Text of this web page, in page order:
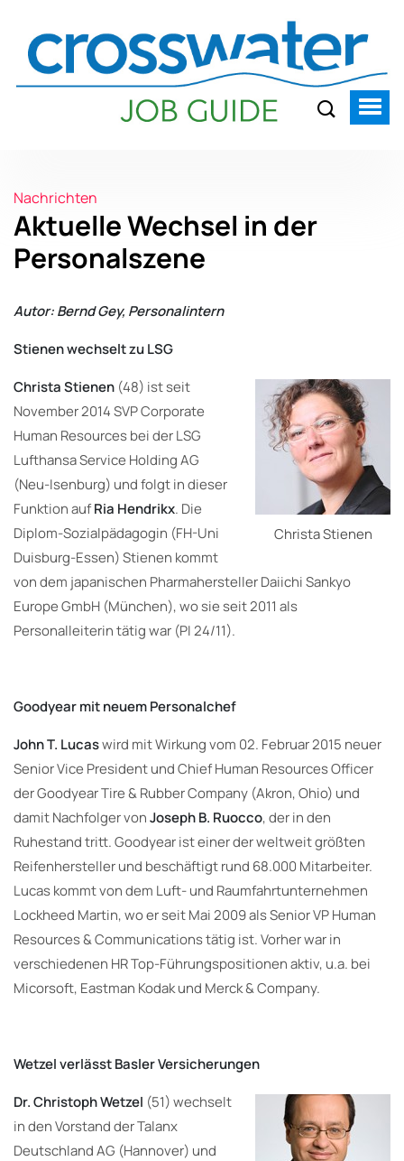
Nachrichten
Aktuelle Wechsel in der
Personalszene
Autor: Bernd Gey, Personalintern
Stienen wechselt zu LSG
Christa Stienen
Christa Stienen (48) ist seit
November 2014 SVP Corporate
Human Resources bei der LSG
Lufthansa Service Holding AG
(Neu-Isenburg) und folgt in dieser
Funktion aufRia Hendrikx. Die
Diplom-Sozialpädagogin (FH-Uni
Duisburg-Essen) Stienen kommt
von dem japanischen Pharmahersteller Daiichi Sankyo
Europe GmbH (München), wo sie seit 2011 als
Personalleiterin tätig war (PI 24/11).
Goodyear mit neuem Personalchef
John T. Lucaswird mit Wirkung vom 02. Februar 2015 neuer
Senior Vice President und Chief Human Resources Officer
der Goodyear Tire & Rubber Company (Akron, Ohio) und
damit Nachfolger vonJoseph B. Ruocco, der in den
Ruhestand tritt. Goodyear ist einer der weltweit größten
Reifenhersteller und beschäftigt rund 68.000 Mitarbeiter.
Lucas kommt von dem Luft- und Raumfahrtunternehmen
Lockheed Martin, wo er seit Mai 2009 als Senior VP Human
Resources & Communications tätig ist. Vorher war in
verschiedenen HR Top-Führungspositionen aktiv, u.a. bei
Micorsoft, Eastman Kodak und Merck & Company.
Wetzel verlässt Basler Versicherungen
Dr. Christoph Wetzel (51) wechselt
in den Vorstand der Talanx
Deutschland AG (Hannover) und